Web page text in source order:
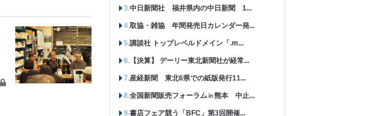
中日新聞社 福井県内の中日新聞 1...
取協・雑協 年間発売日カレンダー発...
講談社 トップレベルドメイン「.m...
【決算】 デーリー東北新聞社が経常...
産経新聞 東北6県での紙版発行11...
全国新聞販売フォーラム㏌熊本 中止...
書店フェア競う「BFC」第3回開催...